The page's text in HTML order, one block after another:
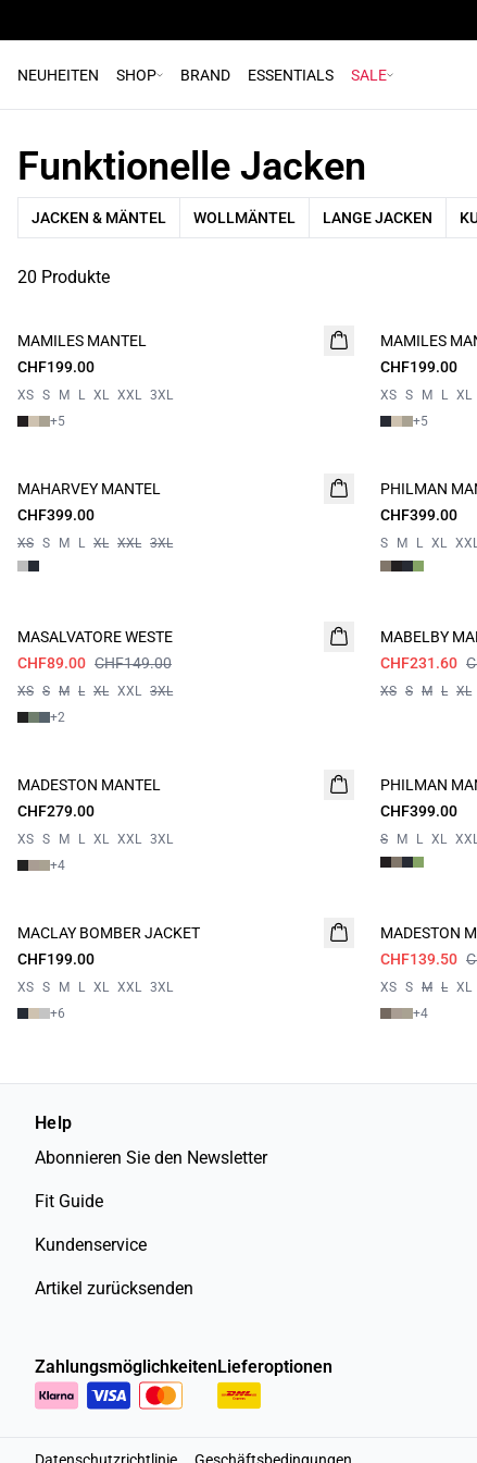
NEUHEITEN SHOP BRAND ESSENTIALS SALE
Funktionelle Jacken
JACKEN & MÄNTEL WOLLMÄNTEL LANGE JACKEN
20 Produkte
NEUHEIT
MAMILES MANTEL
CHF199.00
XS S M L XL XXL 3XL
+5
NEUHEIT
MAMILES
CHF199.00
XS S M L XL
+5
MAHARVEY MANTEL
CHF399.00
XS S M L XL XXL 3XL
PHILMAN
CHF399.00
S M L XL
MASALVATORE WESTE
CHF89.00 CHF149.00
XS S M L XL XXL 3XL
+2
MABELBY
CHF231.60
XS S M L XL
MADESTON MANTEL
CHF279.00
XS S M L XL XXL 3XL
+4
PHILMAN
CHF399.00
S M L XL
NEUHEIT
MACLAY BOMBER JACKET
CHF199.00
XS S M L XL XXL 3XL
+6
MADESTON
CHF139.50
XS S M L XL
+4
Help
Abonnieren Sie den Newsletter
Fit Guide
Kundenservice
Artikel zurücksenden
ZahlungsmöglichkeitenLieferoptionen